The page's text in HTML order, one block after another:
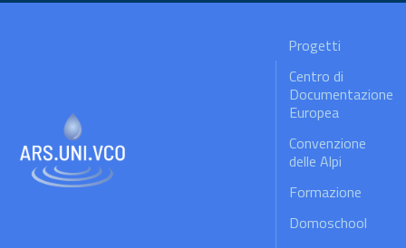
Progetti
Centro di
Documentazione
Europea
Convenzione
delle Alpi
Formazione
Domoschool